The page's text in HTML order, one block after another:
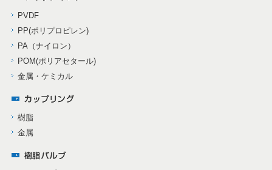
PVDF
PP(ポリプロピレン)
PA（ナイロン）
POM(ポリアセタール)
金属・ケミカル
樹脂
金属